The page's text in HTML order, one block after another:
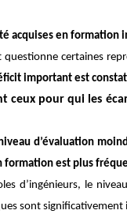
acquises en formation
questionne certaines
important est
ceux pour qui les
d’évaluation
est plus
d’ingénieurs, le
sont significativement